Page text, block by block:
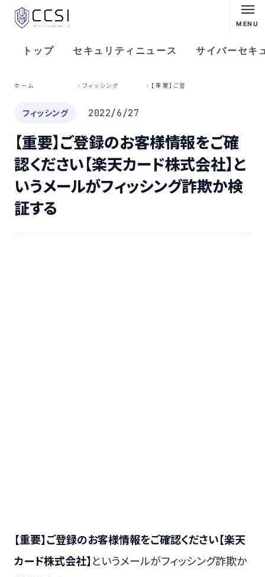
MENU
トップ セキュリティニュース サイバーセキ
ホーム フィッシング
フィッシング 2022/6/27
【重要】ご登録のお客様情報をご確
認ください【楽天カード株式会社】と
いうメールがフィッシング詐欺か検
証する
【重要】ご登録のお客様情報をご確認ください【楽天
カード株式会社】というメールがフィッシング詐欺か